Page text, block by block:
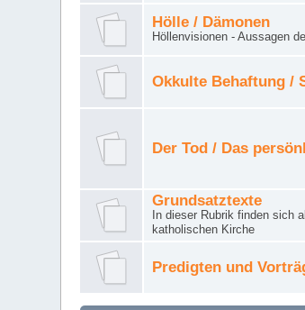
Hölle / Dämonen
Höllenvisionen - Aussagen
Okkulte Behaftung /
Der Tod / Das
Grundsatztexte
In dieser Rubrik finden sich
katholischen Kirche
Predigten und